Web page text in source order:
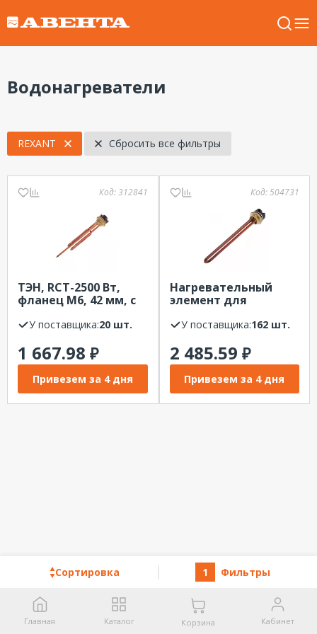
Водонагреватели
Сортировка 1 Фильтры
REXANT Сбросить все фильтры
Код:312841
ТЭН, RCT-2500 Вт,
фланец М6, 42 мм, с
70 градусов REXANT
У поставщика: 20 шт.
1 667.98 ₽
Привезем за 4 дня
Код:504731
Нагревательный
элемент для
3кВт, термостат 15A,
уплотнительное,
фланец D42мм
REXANT
У поставщика: 162 шт.
2 485.59 ₽
Привезем за 4 дня
Главная Каталог Корзина Кабинет